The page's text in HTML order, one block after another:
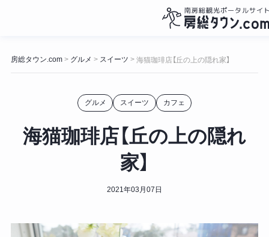
ン
テ
房総タウン.com> グルメ > スイーツ > 海猫珈琲店【丘の上の隠れ家】
グルメ スイーツ カフェ
海猫珈琲店【丘の上の隠れ
家】
2021年03月07日